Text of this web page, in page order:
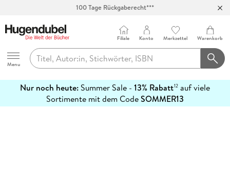
100 Tage Rückgaberecht***
Hugendubel
Menu
Filiale Konto Merkzettel Warenkorb
Nur noch heute: Summer Sale - 13% Rabatt12 auf viele
Sortimente mit dem CodeSOMMER13
erfahren